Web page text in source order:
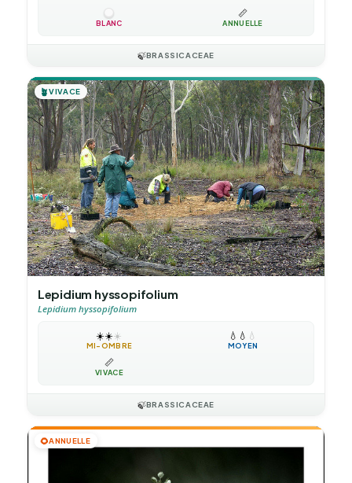
BLANC
📏
ANNUELLE
🍃BRASSICACEAE
🪴VIVACE
Lepidium hyssopifolium
Lepidium hyssopifolium
☀️☀️☀️
MI-OMBRE
💧 💧 💧
MOYEN
📏
VIVACE
🍃BRASSICACEAE
🌻ANNUELLE